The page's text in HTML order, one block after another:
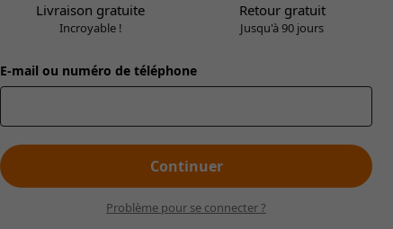
Livraison gratuite
Incroyable !
Retour gratuit
Jusqu'à 90 jours
E-mail ou numéro de téléphone
Continuer
Problème pour se connecter ?